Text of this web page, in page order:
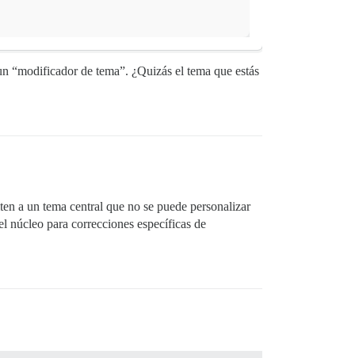
“modificador de tema”. ¿Quizás el tema que estás
a un tema central que no se puede personalizar
núcleo para correcciones específicas de